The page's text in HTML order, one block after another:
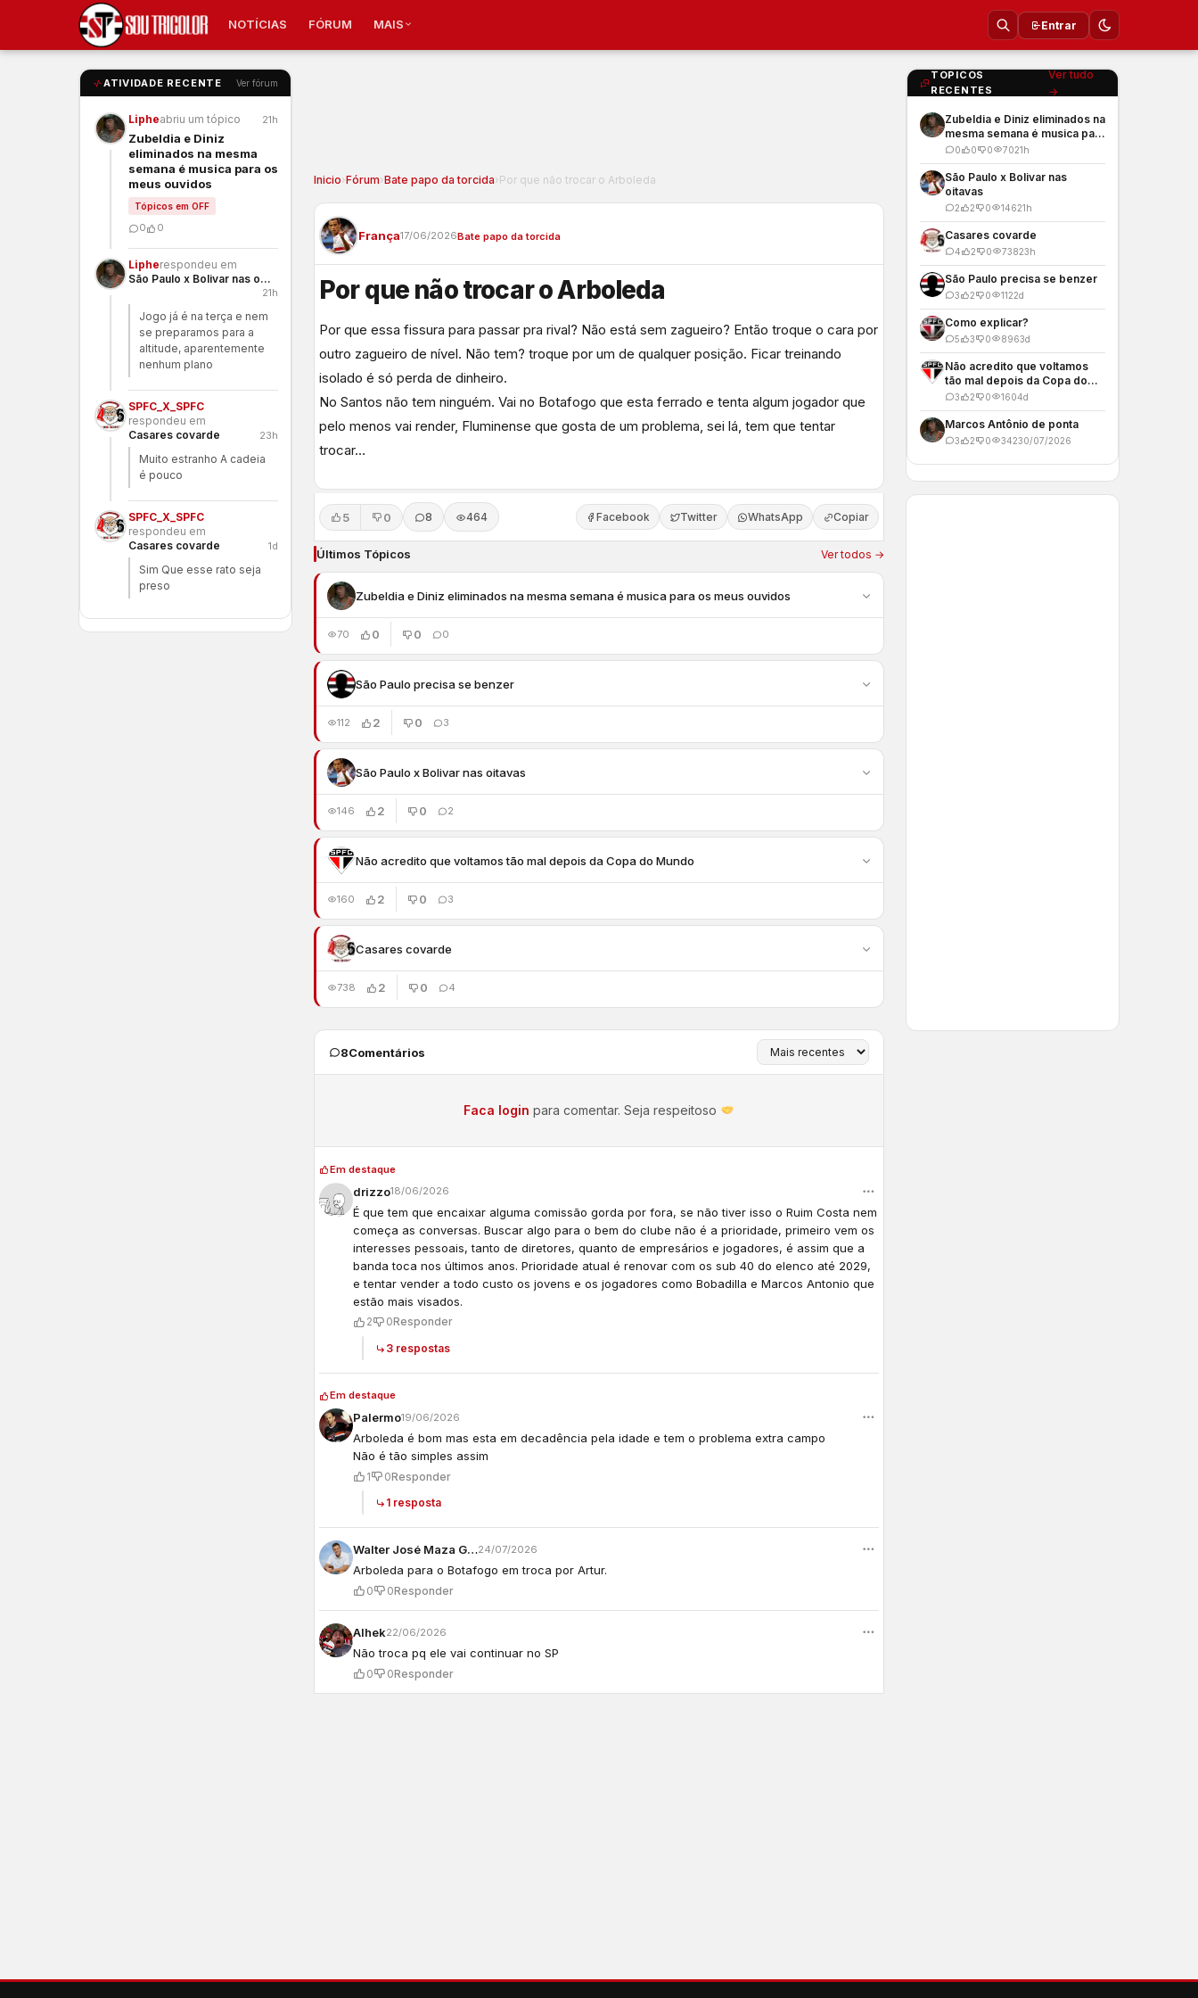
NOTÍCIAS FÓRUM MAIS Entrar
ATIVIDADE RECENTE Ver fórum
Lipheabriu um tópico 21h
Zubeldia e Diniz
eliminados na mesma
semana é musica para os
meus ouvidos
Tópicos em OFF
0 0
Lipherespondeu em
São Paulo x Bolivar nas oitavas
21h
Jogo já é na terça e nem
se preparamos para a
altitude, aparentemente
nenhum plano
SPFC_X_SPFC
respondeu em
Casares covarde
23h
Muito estranho A cadeia
é pouco
SPFC_X_SPFC
respondeu em
Casares covarde
1d
Sim Que esse rato seja
preso
Inicio›Fórum›Bate papo da torcida›Por que não trocar o Arboleda
França17/06/2026Bate papo da torcida
Por que não trocar o Arboleda
Por que essa fissura para passar pra rival? Não está sem zagueiro? Então troque o cara por
outro zagueiro de nível. Não tem? troque por um de qualquer posição. Ficar treinando
isolado é só perda de dinheiro.
No Santos não tem ninguém. Vai no Botafogo que esta ferrado e tenta algum jogador que
pelo menos vai render, Fluminense que gosta de um problema, sei lá, tem que tentar
trocar…
5 0 8 464 Facebook Twitter WhatsApp Copiar
Últimos Tópicos Ver todos →
Zubeldia e Diniz eliminados na mesma semana é musica para os meus ouvidos
70 0 0 0
São Paulo precisa se benzer
112 2 0 3
São Paulo x Bolivar nas oitavas
146 2 0 2
Não acredito que voltamos tão mal depois da Copa do Mundo
160 2 0 3
Casares covarde
738 2 0 4
8Comentários
Faca login para comentar. Seja respeitoso
Em destaque
drizzo18/06/2026
É que tem que encaixar alguma comissão gorda por fora, se não tiver isso o Ruim Costa nem
começa as conversas. Buscar algo para o bem do clube não é a prioridade, primeiro vem os
interesses pessoais, tanto de diretores, quanto de empresários e jogadores, é assim que a
banda toca nos últimos anos. Prioridade atual é renovar com os sub 40 do elenco até 2029,
e tentar vender a todo custo os jovens e os jogadores como Bobadilla e Marcos Antonio que
estão mais visados.
2 0Responder
3 respostas
Em destaque
Palermo19/06/2026
Arboleda é bom mas esta em decadência pela idade e tem o problema extra campo
Não é tão simples assim
1 0Responder
1 resposta
Walter José Maza Gonçalves24/07/2026
Arboleda para o Botafogo em troca por Artur.
0 0Responder
Alhek22/06/2026
Não troca pq ele vai continuar no SP
0 0Responder
TOPICOS
RECENTES
Ver tudo
→
Zubeldia e Diniz eliminados na
mesma semana é musica para
os meus ouvidos
0 0 0 7021h
São Paulo x Bolivar nas
oitavas
2 2 0 14621h
Casares covarde
4 2 0 73823h
São Paulo precisa se benzer
3 2 0 1122d
Como explicar?
5 3 0 8963d
Não acredito que voltamos
tão mal depois da Copa do
Mundo
3 2 0 1604d
Marcos Antônio de ponta
3 2 0 34230/07/2026